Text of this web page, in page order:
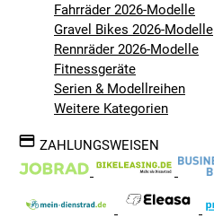
Fahrräder 2026-Modelle
Gravel Bikes 2026-Modelle
Rennräder 2026-Modelle
Fitnessgeräte
Serien & Modellreihen
Weitere Kategorien
ZAHLUNGSWEISEN